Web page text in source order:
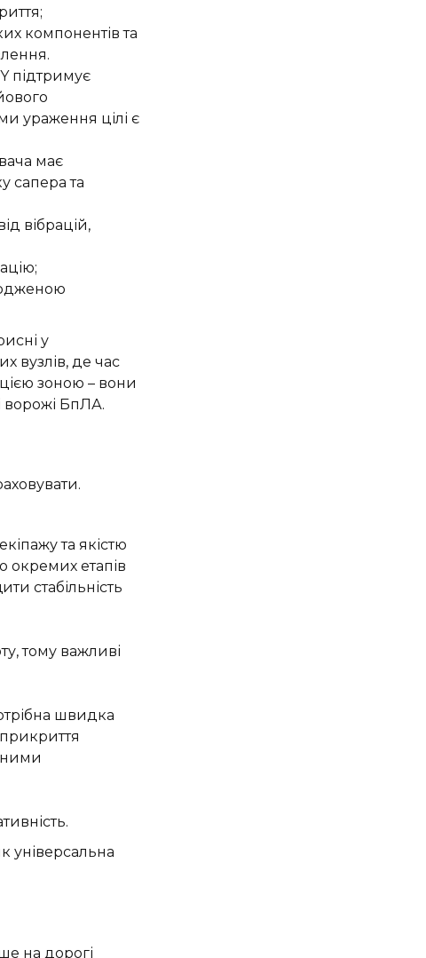
компонентів та
підтримує
ураження цілі є
має
сапера та
вібрацій,
у
вузлів, де час
зоною – вони
ворожі БпЛА.
та якістю
окремих етапів
стабільність
тому важливі
швидка
універсальна
на дорогі